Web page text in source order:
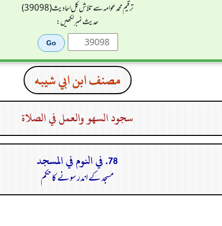
ترقیم محمدعوامہ سے تلاش کل احادیث (39098)
حدیث نمبر لکھیں:
مصنف ابن ابي شيبه
سجود السهو والعمل في الصلاة
78. في النوم في المسجد
مسجد کے اندر سونے کا حکم